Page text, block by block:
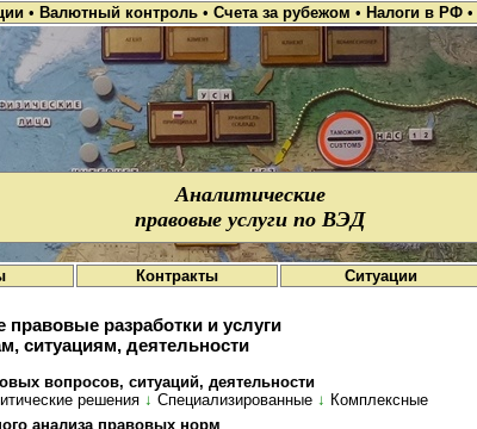
• Валютный контроль • Счета за рубежом • Налоги в РФ •
Аналитические
правовые услуги по ВЭД
Контракты Ситуации
правовые разработки и услуги
ситуациям, деятельности
во­п­ро­сов, си­ту­а­ций, де­я­тель­ности
ре­ше­ния ↓ Спе­ци­а­ли­зи­ро­ван­ные ↓ Комп­лекс­ные
ана­ли­за пра­во­вых норм